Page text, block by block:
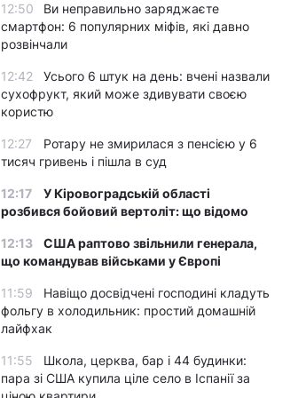
12:50
Ви неправильно заряджаєте
смартфон: 6 популярних міфів, які давно
розвінчали
12:42
Усього 6 штук на день: вчені назвали
сухофрукт, який може здивувати своєю
користю
12:27
Ротару не змирилася з пенсією у 6
тисяч гривень і пішла в суд
12:17
У Кіровоградській області
розбився бойовий вертоліт: що відомо
12:13
США раптово звільнили генерала,
що командував військами у Європі
11:59
Навіщо досвідчені господині кладуть
фольгу в холодильник: простий домашній
лайфхак
11:55
Школа, церква, бар і 44 будинки:
пара зі США купила ціле село в Іспанії за